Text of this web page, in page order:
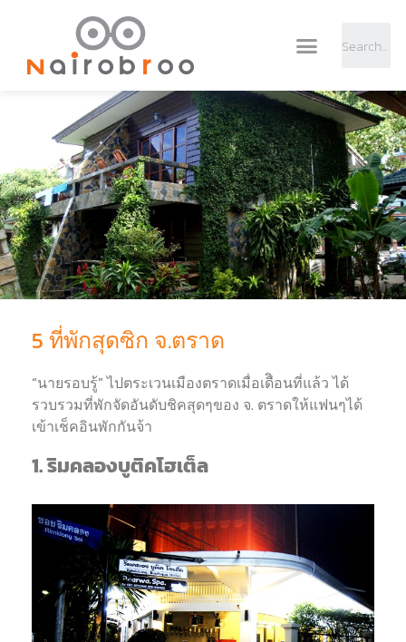
5 ที่พักสุดซิก จ.ตราด
“นายรอบรู้” ไปตระเวนเมืองตราดเมื่อเดืิอนที่แล้ว ได้
รวบรวมที่พักจัดอันดับชิคสุดๆของ จ. ตราดให้แฟนๆได้
เข้าเช็คอินพักกันจ้า
1. ริมคลองบูติคโฮเต็ล